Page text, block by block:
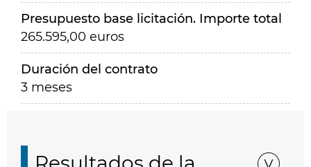
Presupuesto base licitación. Importe total
265.595,00 euros
Duración del contrato
3 meses